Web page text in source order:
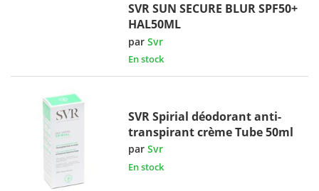
SVR SUN SECURE BLUR SPF50+
HAL50ML
parSvr
En stock
SVR Spirial déodorant anti-
transpirant crème Tube 50ml
parSvr
En stock